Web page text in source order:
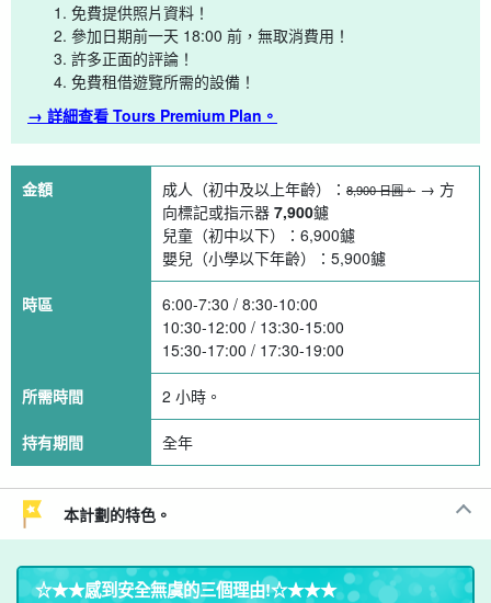
免費提供照片資料！
參加日期前一天 18:00 前，無取消費用！
許多正面的評論！
免費租借遊覽所需的設備！
→ 詳細查看 Tours Premium Plan。
金額 成人（初中及以上年齡）： 8,900 日圓。 → 方
向標記或指示器 7,900鑢
兒童（初中以下）： 6,900鑢
嬰兒（小學以下年齡）： 5,900鑢
時區
6:00-7:30 / 8:30-10:00
10:30-12:00 / 13:30-15:00
15:30-17:00 / 17:30-19:00
所需時間 2 小時。
持有期間 全年
本計劃的特色。
☆★★感到安全無虞的三個理由!☆★★★